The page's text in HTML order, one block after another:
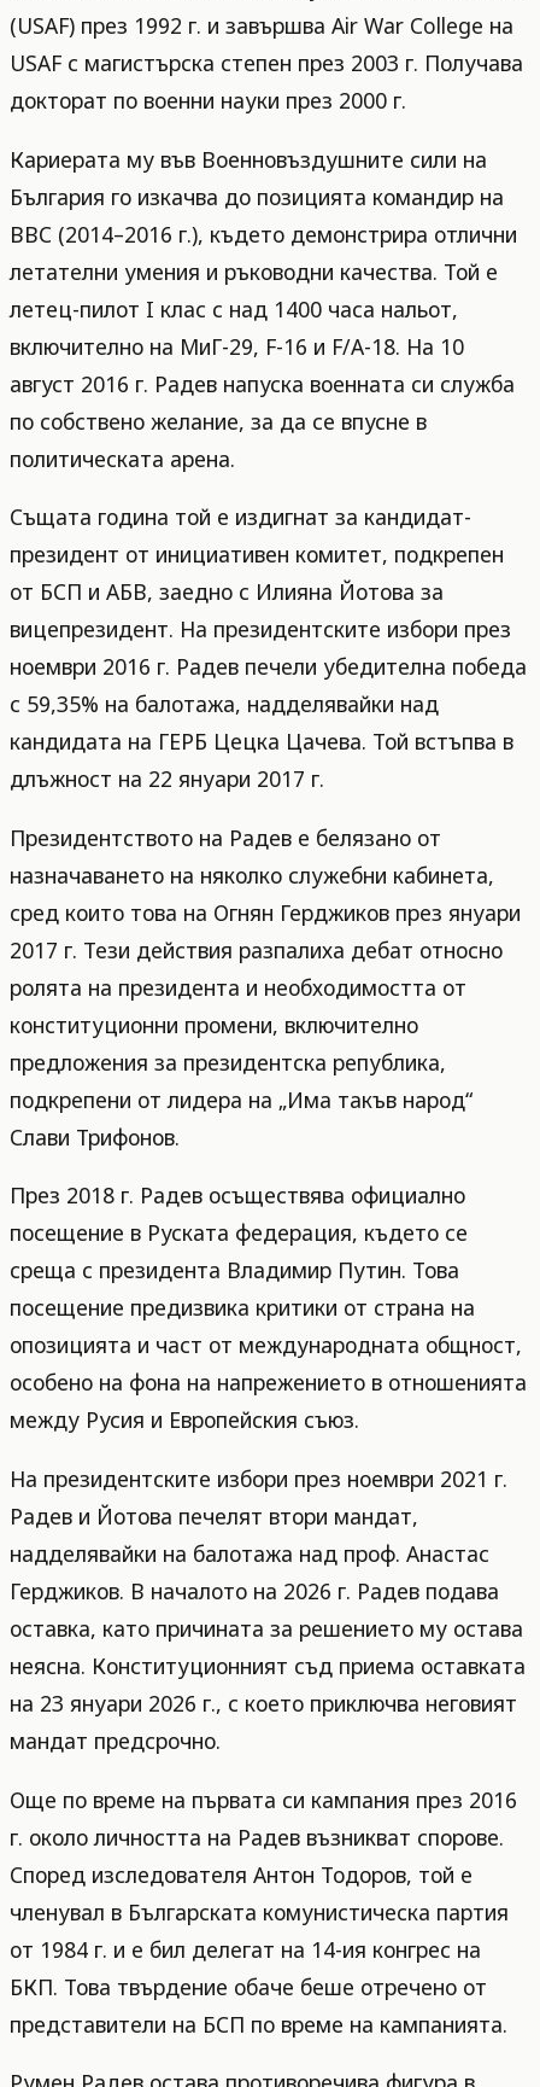
(USAF) през 1992 г. и завършва Air War College на
USAF с магистърска степен през 2003 г. Получава
докторат по военни науки през 2000 г.
Кариерата му във Военновъздушните сили на
България го изкачва до позицията командир на
ВВС (2014–2016 г.), където демонстрира отлични
летателни умения и ръководни качества. Той е
летец-пилот I клас с над 1400 часа нальот,
включително на МиГ-29, F-16 и F/A-18. На 10
август 2016 г. Радев напуска военната си служба
по собствено желание, за да се впусне в
политическата арена.
Същата година той е издигнат за кандидат-
президент от инициативен комитет, подкрепен
от БСП и АБВ, заедно с Илияна Йотова за
вицепрезидент. На президентските избори през
ноември 2016 г. Радев печели убедителна победа
с 59,35% на балотажа, надделявайки над
кандидата на ГЕРБ Цецка Цачева. Той встъпва в
длъжност на 22 януари 2017 г.
Президентството на Радев е белязано от
назначаването на няколко служебни кабинета,
сред които това на Огнян Герджиков през януари
2017 г. Тези действия разпалиха дебат относно
ролята на президента и необходимостта от
конституционни промени, включително
предложения за президентска република,
подкрепени от лидера на „Има такъв народ“
Слави Трифонов.
През 2018 г. Радев осъществява официално
посещение в Руската федерация, където се
среща с президента Владимир Путин. Това
посещение предизвика критики от страна на
опозицията и част от международната общност,
особено на фона на напрежението в отношенията
между Русия и Европейския съюз.
На президентските избори през ноември 2021 г.
Радев и Йотова печелят втори мандат,
надделявайки на балотажа над проф. Анастас
Герджиков. В началото на 2026 г. Радев подава
оставка, като причината за решението му остава
неясна. Конституционният съд приема оставката
на 23 януари 2026 г., с което приключва неговият
мандат предсрочно.
Още по време на първата си кампания през 2016
г. около личността на Радев възникват спорове.
Според изследователя Антон Тодоров, той е
членувал в Българската комунистическа партия
от 1984 г. и е бил делегат на 14-ия конгрес на
БКП. Това твърдение обаче беше отречено от
представители на БСП по време на кампанията.